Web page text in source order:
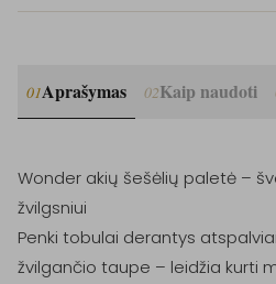
01Aprašymas 02Kaip naudoti
Wonder akių šešėlių paletė –
žvilgsniui
Penki tobulai derantys
žvilgančio taupe – leidžia kurti